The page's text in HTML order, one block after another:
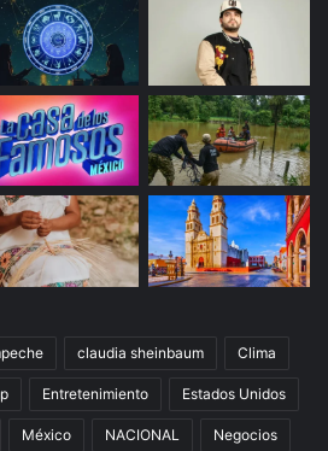
claudia sheinbaum Clima
Entretenimiento Estados Unidos
México NACIONAL Negocios